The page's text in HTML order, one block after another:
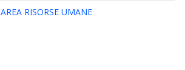
AREA RISORSE UMANE